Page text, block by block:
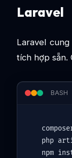
Laravel
Laravel
tích hợp sẵn.
BASH
php